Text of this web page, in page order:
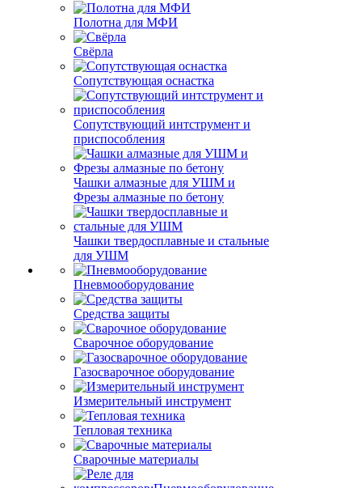
Полотна для МФИ
Свёрла
Сопутствующая оснастка
Сопутствующий интструмент и
приспособления
Чашки алмазные для УШМ и
Фрезы алмазные по бетону
Чашки твердосплавные и стальные
для УШМ
Пневмооборудование
Средства защиты
Сварочное оборудование
Газосварочное оборудование
Измерительный инструмент
Тепловая техника
Сварочные материалы